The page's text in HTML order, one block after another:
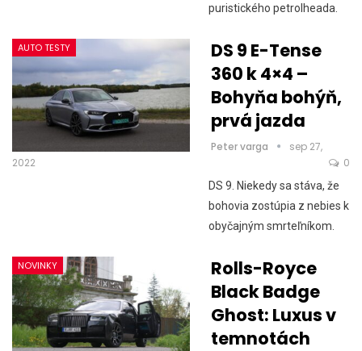
puristického petrolheada.
AUTO TESTY
DS 9 E-Tense
360 k 4×4 –
Bohyňa bohýň,
prvá jazda
Peter varga
sep 27,
2022
0
DS 9. Niekedy sa stáva, že
bohovia zostúpia z nebies k
obyčajným smrteľníkom.
NOVINKY
Rolls-Royce
Black Badge
Ghost: Luxus v
temnotách